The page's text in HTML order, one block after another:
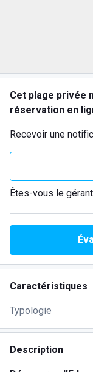
Cet plage privée
réservation en
Recevoir une
Êtes-vous le
Caractéristiques
Typologie
Description